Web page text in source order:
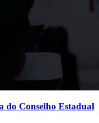
do Conselho Estadual